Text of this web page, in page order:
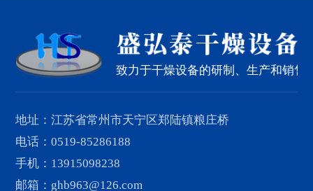
致力于干燥设备的研制、生产和销售
地址：江苏省常州市天宁区郑陆镇粮庄桥
电话：0519-85286188
手机：13915098238
邮箱：ghb963@126.com